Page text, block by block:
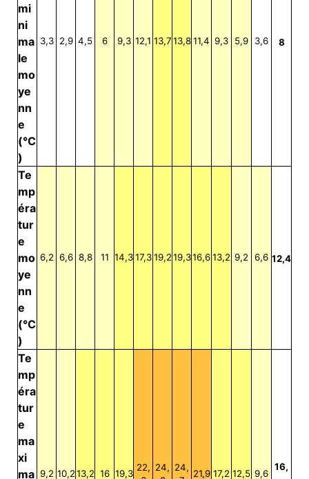
mi
ni
ma
le
mo
ye
nn
e
(°C
)
3,3 2,9 4,5 6 9,3 12,1 13,713,8 11,4 9,3 5,9 3,6 8
Te
mp
éra
tur
e
mo
ye
nn
e
(°C
)
6,2 6,6 8,8 11 14,317,3 19,219,316,613,2 9,2 6,6 12,4
Te
mp
éra
tur
e
ma
xi
ma 9,2 10,213,2 16 19,3
22, 24, 24,
21,9 17,2 12,5 9,6
16,